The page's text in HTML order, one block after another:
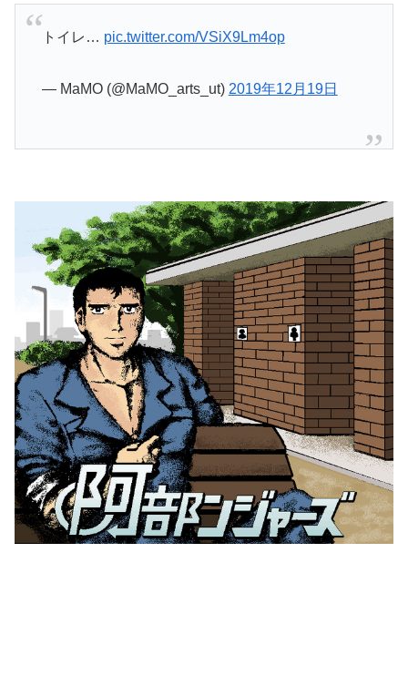
トイレ… pic.twitter.com/VSiX9Lm4op
— MaMO (@MaMO_arts_ut) 2019年12月19日